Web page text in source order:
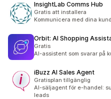
InsightLab Comms Hub
Gratis att installera
Kommunicera med dina
Orbit: AI Shopping
Gratis
AI-assistent som svarar på
iBuzz AI Sales Agent
Gratisplan tillgänglig
AI-säljagent för e-handel:
leads